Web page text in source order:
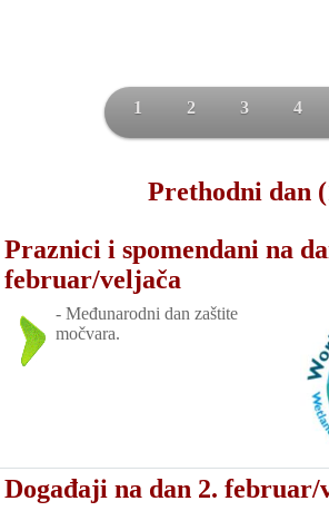
1 2 3 4
Prethodni dan
Praznici i spomendani na
februar/veljača
- Međunarodni dan zaštite
močvara.
Događaji na dan 2. februar/